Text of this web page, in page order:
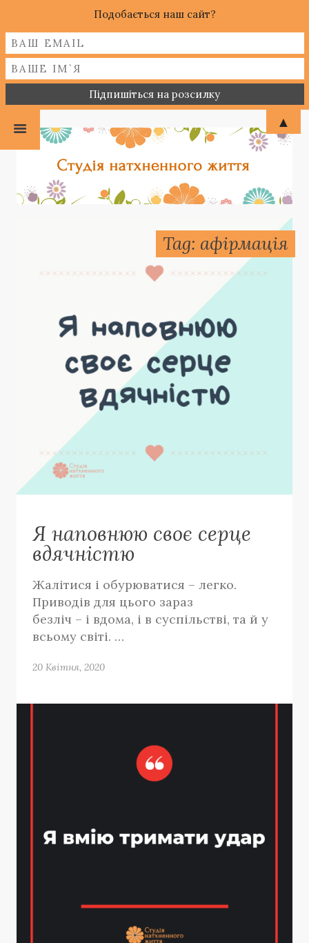
Tag: афірмація
Я наповнюю своє серце
вдячністю
Жалітися і обурюватися – легко.
Приводів для цього зараз
безліч – і вдома, і в суспільстві, та й у
всьому світі. …
20 Квітня, 2020
Подобається наш сайт?
▲